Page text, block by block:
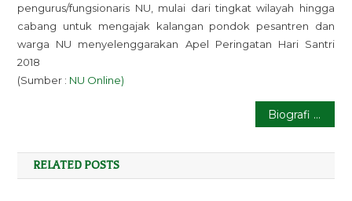
pengurus/fungsionaris NU, mulai dari tingkat wilayah hingga
cabang untuk mengajak kalangan pondok pesantren dan
warga NU menyelenggarakan Apel Peringatan Hari Santri
2018
(Sumber : NU Online)
navigation
Biografi Habib Umar bin Hafidz
RELATED POSTS